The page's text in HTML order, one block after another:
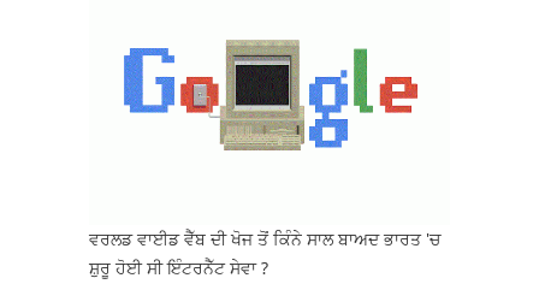
ਵਰਲਡ ਵਾਈਡ ਵੈੱਬ ਦੀ ਖੋਜ ਤੋਂ ਕਿੰਨੇ ਸਾਲ ਬਾਅਦ ਭਾਰਤ 'ਚ
ਸ਼ੁਰੂ ਹੋਈ ਸੀ ਇੰਟਰਨੈੱਟ ਸੇਵਾ ?